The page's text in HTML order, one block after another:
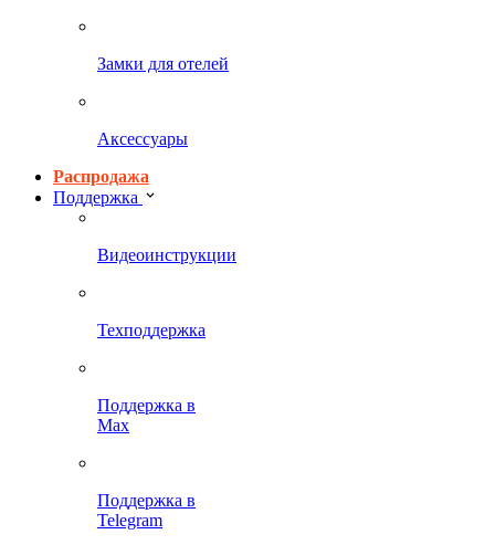
Замки для отелей
Аксессуары
Распродажа
Поддержка
Видеоинструкции
Техподдержка
Поддержка в
Max
Поддержка в
Telegram